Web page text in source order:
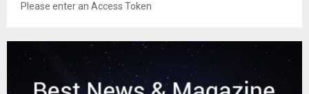
Please enter an Access Token